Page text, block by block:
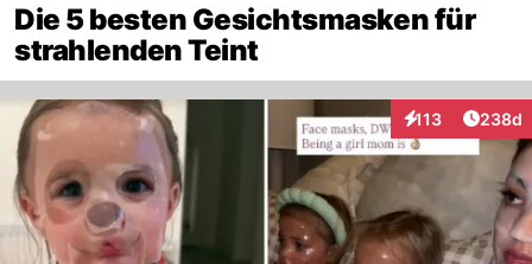
Die 5 besten Gesichtsmasken für
strahlenden Teint
113
Interaktionen238d